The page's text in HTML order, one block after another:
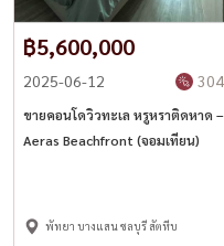
Interest rate equal to the
Installment for up to 10 years
Highlights:
✅ New room, new electrical
฿5,600,000
2025-06-12 304
ขายคอนโดวิวทะเล หรูหราติดหาด –
Aeras Beachfront (จอมเทียน)
พัทยา บางแสน ชลบุรี สัตหีบ